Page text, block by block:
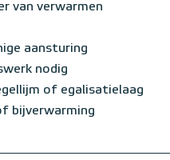
van verwarmen
aansturing
nodig
of egalisatielaag
bijverwarming